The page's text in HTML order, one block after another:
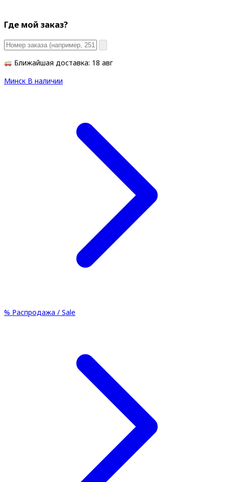
Где мой заказ?
Ближайшая доставка: 18 авг
Минск В наличии
% Распродажа / Sale